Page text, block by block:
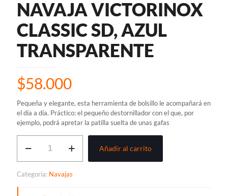
NAVAJA VICTORINOX
CLASSIC SD, AZUL
TRANSPARENTE
$58.000
Pequeña y elegante, esta herramienta de bolsillo le acompañará en
el día a día. Práctico: el pequeño destornillador con el que, por
ejemplo, podrá apretar la patilla suelta de unas gafas
VICTORINOX
AZUL
TRANSPARENTE
Añadir al carrito
Categoría: Navajas